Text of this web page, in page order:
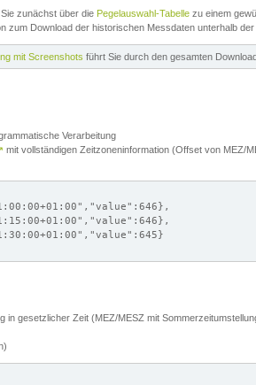
zunächst über die Pegelauswahl-Tabelle zu einem
zum Download der historischen Messdaten unterhalb der
mit Screenshots führt Sie durch den gesamten
Verarbeitung
mit vollständigen Zeitzoneninformation (Offset von MEZ/
in gesetzlicher Zeit (MEZ/MESZ mit